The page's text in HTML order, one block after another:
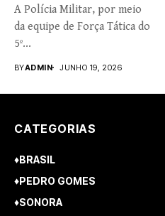
A Polícia Militar, por meio
da equipe de Força Tática do
5º...
BYADMIN JUNHO 19, 2026
CATEGORIAS
♦BRASIL
♦PEDRO GOMES
♦SONORA